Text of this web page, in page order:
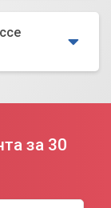
за 30